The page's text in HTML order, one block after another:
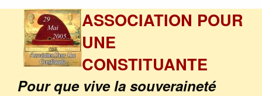
ASSOCIATION POUR
UNE
CONSTITUANTE
Pour que vive la souveraineté